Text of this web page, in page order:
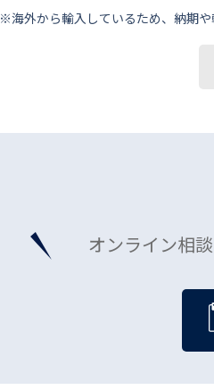
※海外から輸⼊しているため、納期や
オンライン相